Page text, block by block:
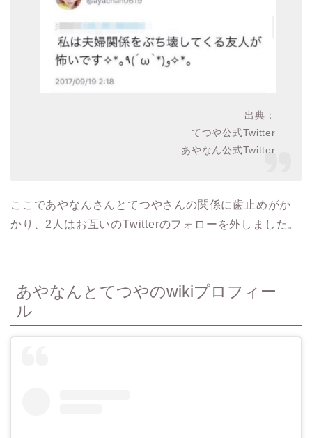
出典：
てつや公式Twitter
あやなん公式Twitter
ここであやなんさんとてつやさんの関係に歯止めがか
かり、2人はお互いのTwitterのフォローを外しました。
あやなんとてつやのwikiプロフィー
ル